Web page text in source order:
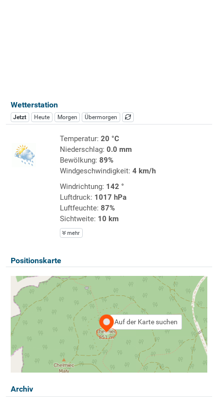
Wetterstation
Jetzt Heute Morgen Übermorgen
Temperatur: 20 °C
Niederschlag: 0.0 mm
Bewölkung: 89%
Windgeschwindigkeit: 4 km/h
Windrichtung: 142 °
Luftdruck: 1017 hPa
Luftfeuchte: 87%
Sichtweite: 10 km
mehr
Positionskarte
Auf der Karte suchen
Archiv